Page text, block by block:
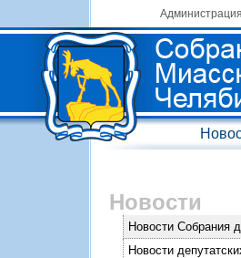
Новости
Новости Собрания
Новости